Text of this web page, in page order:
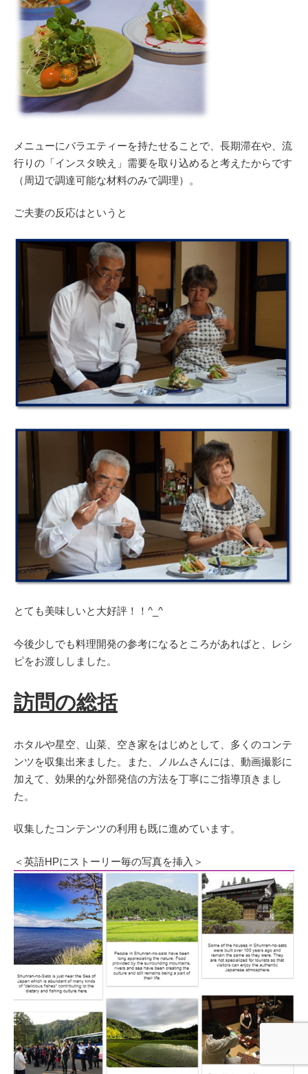
メニューにバラエティーを持たせることで、長期滞在や、流
行りの「インスタ映え」需要を取り込めると考えたからです
（周辺で調達可能な材料のみで調理）。
ご夫妻の反応はというと
とても美味しいと大好評！！^_^
今後少しでも料理開発の参考になるところがあればと、レシ
ピをお渡ししました。
訪問の総括
ホタルや星空、山菜、空き家をはじめとして、多くのコンテ
ンツを収集出来ました。また、ノルムさんには、動画撮影に
加えて、効果的な外部発信の方法を丁寧にご指導頂きまし
た。
収集したコンテンツの利用も既に進めています。
＜英語HPにストーリー毎の写真を挿入＞